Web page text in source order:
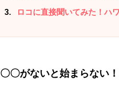
3 ロコに直接聞いてみた！ハ
〇〇がないと始まらない